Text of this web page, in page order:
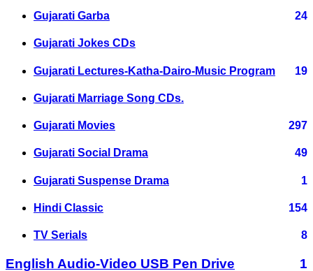
Gujarati Garba 24
Gujarati Jokes CDs
Gujarati Lectures-Katha-Dairo-Music Program 19
Gujarati Marriage Song CDs.
Gujarati Movies 297
Gujarati Social Drama 49
Gujarati Suspense Drama 1
Hindi Classic 154
TV Serials 8
English Audio-Video USB Pen Drive
1